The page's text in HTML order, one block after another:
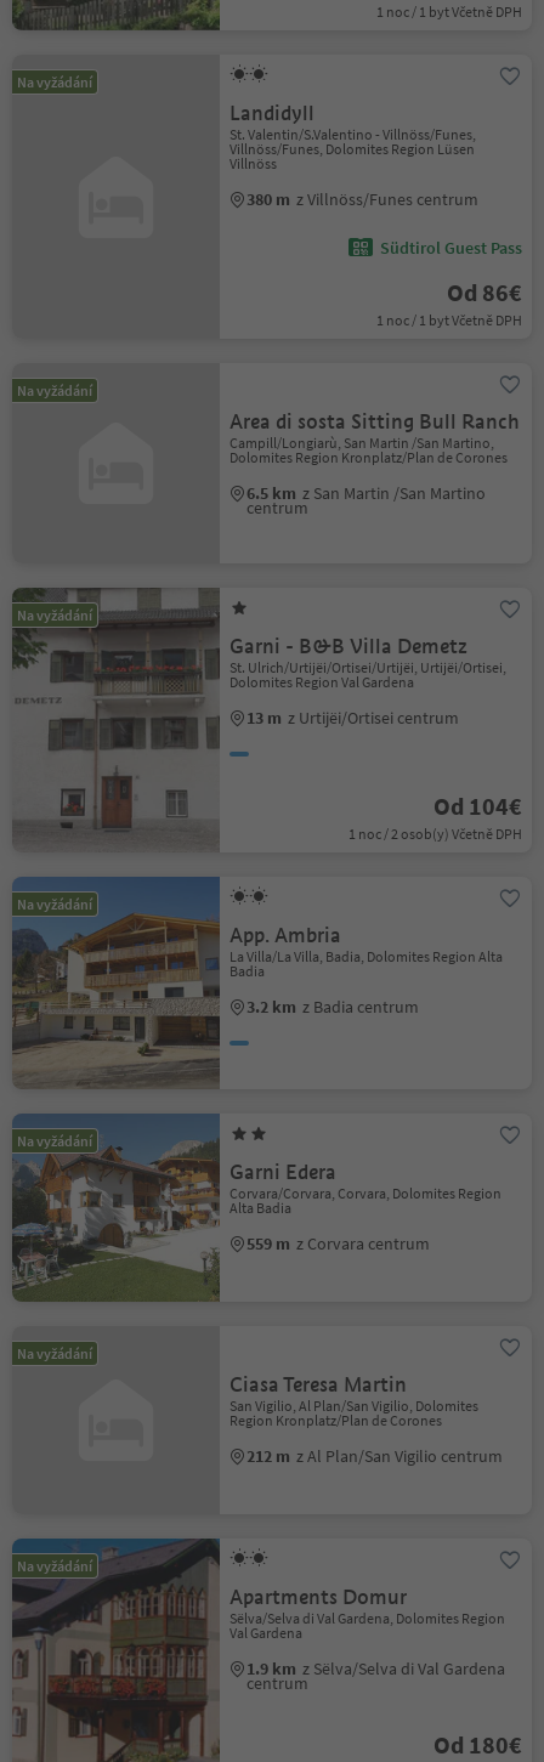
1 noc / 1 byt Včetně DPH
Na vyžádání
Landidyll
St. Valentin/S.Valentino - Villnöss/Funes,
Villnöss/Funes, Dolomites Region Lüsen
Villnöss
380 m z Villnöss/Funes centrum
Südtirol Guest Pass
Od 86€
1 noc / 1 byt Včetně DPH
Na vyžádání
Area di sosta Sitting Bull Ranch
Campill/Longiarù, San Martin /San Martino,
Dolomites Region Kronplatz/Plan de Corones
6.5 km z San Martin /San Martino
centrum
Na vyžádání
Garni - B&B Villa Demetz
St. Ulrich/Urtijëi/Ortisei/Urtijëi, Urtijëi/Ortisei,
Dolomites Region Val Gardena
13 m z Urtijëi/Ortisei centrum
Od 104€
1 noc / 2 osob(y) Včetně DPH
Na vyžádání
App. Ambria
La Villa/La Villa, Badia, Dolomites Region Alta
Badia
3.2 km z Badia centrum
Na vyžádání
Garni Edera
Corvara/Corvara, Corvara, Dolomites Region
Alta Badia
559 m z Corvara centrum
Na vyžádání
Ciasa Teresa Martin
San Vigilio, Al Plan/San Vigilio, Dolomites
Region Kronplatz/Plan de Corones
212 m z Al Plan/San Vigilio centrum
Na vyžádání
Apartments Domur
Sëlva/Selva di Val Gardena, Dolomites Region
Val Gardena
1.9 km z Sëlva/Selva di Val Gardena
centrum
Od 180€